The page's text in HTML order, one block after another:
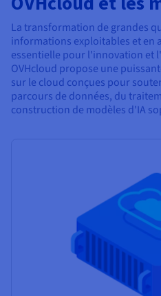
La transformation de grandes
informations exploitables et en
essentielle pour l'innovation et
OVHcloud propose une
sur le cloud conçues pour
parcours de données, du
construction de modèles d'IA